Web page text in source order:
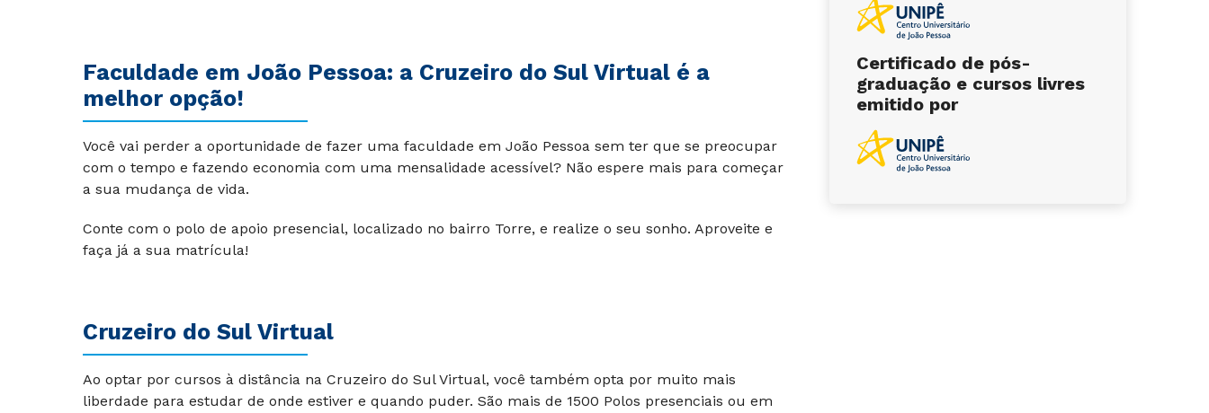
Faculdade em João Pessoa: a Cruzeiro do Sul Virtual é a
melhor opção!
Você vai perder a oportunidade de fazer uma faculdade em João Pessoa sem ter que se preocupar
com o tempo e fazendo economia com uma mensalidade acessível? Não espere mais para começar
a sua mudança de vida.
Conte com o polo de apoio presencial, localizado no bairro Torre, e realize o seu sonho. Aproveite e
faça já a sua matrícula!
Cruzeiro do Sul Virtual
Ao optar por cursos à distância na Cruzeiro do Sul Virtual, você também opta por muito mais
liberdade para estudar de onde estiver e quando puder. São mais de 1500 Polos presenciais ou em
Certificado de pós-
graduação e cursos livres
emitido por